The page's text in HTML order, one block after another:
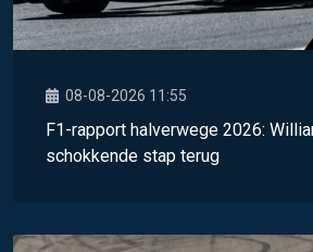
08-08-2026 11:55
F1-rapport halverwege 2026:
schokkende stap terug